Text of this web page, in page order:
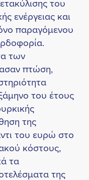
του
και
παραγόμενου
πτώση,
του έτους
της
του ευρώ στο
κόστους,
της